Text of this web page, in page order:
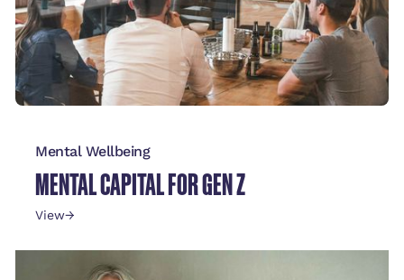
Mental Wellbeing
MENTAL CAPITAL FOR GEN Z
View→